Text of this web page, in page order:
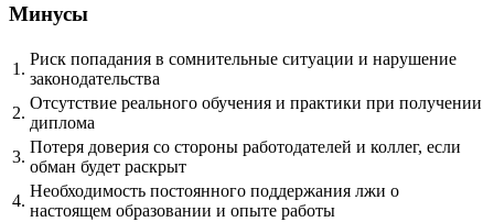
Минусы
1.
Риск попадания в сомнительные ситуации и нарушение
законодательства
2.
Отсутствие реального обучения и практики при получении
диплома
3.
Потеря доверия со стороны работодателей и коллег, если
обман будет раскрыт
4.
Необходимость постоянного поддержания лжи о
настоящем образовании и опыте работы